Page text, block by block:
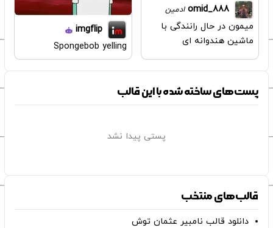
omid_888 ادمین
میمون در حال رانندگی با
ماشین هندوانه ای
imgflip
Spongebob yelling
پست‌های ساخته شده با این قالب
پستی پیدا نشد
قالب‌های منتخب
دانلود قالب نامبیر عثمان ‌توش